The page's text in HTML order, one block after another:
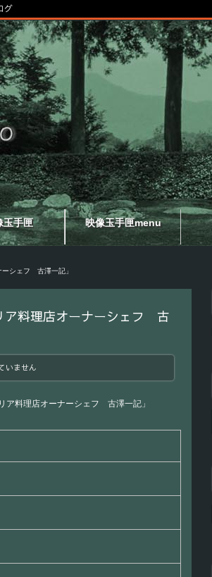
玉手匣 映像玉手匣menu
グ
シェフ 古澤一記」
料理店オーナーシェフ 古
いません
料理店オーナーシェフ 古澤一記」